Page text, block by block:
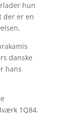
hun
der er en
danske
hans
1Q84.